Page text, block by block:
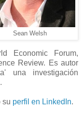
Sean Welsh
Economic Forum,
Review. Es autor
una investigación
su perfil en LinkedIn.